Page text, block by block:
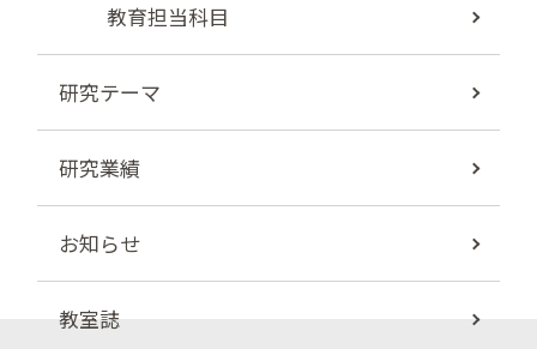
教育担当科目
研究テーマ
研究業績
お知らせ
教室誌